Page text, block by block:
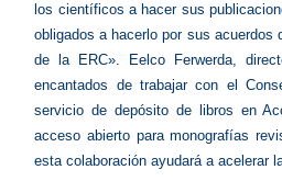
los científicos a hacer sus
obligados a hacerlo por sus acuerdos
de la ERC». Eelco Ferwerda,
encantados de trabajar con el
servicio de depósito de libros en
acceso abierto para monografías
esta colaboración ayudará a acelerar